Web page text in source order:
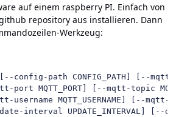
auf einem raspberry PI. Einfach von
repository aus installieren. Dann
Werkzeug:
path CONFIG_PATH] [--mqtt-
port MQTT_PORT] [--mqtt-topic
username MQTT_USERNAME] [--mqtt-
interval UPDATE_INTERVAL] [--